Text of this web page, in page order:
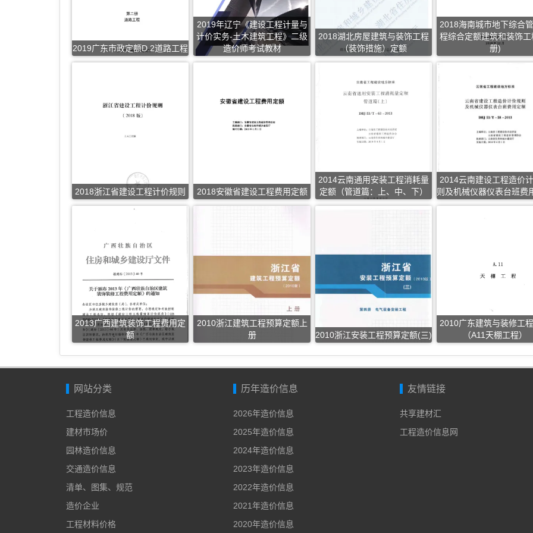
2019广东市政定额D.2道路工程
2019年辽宁《建设工程计量与
计价实务-土木建筑工程》二级
造价师考试教材
2018湖北房屋建筑与装饰工程
（装饰措施）定额
2018海南城市地下综合
程综合定额建筑和装饰工
册)
2018浙江省建设工程计价规则 2018安徽省建设工程费用定额
2014云南通用安装工程消耗量
定额（管道篇：上、中、下）
2014云南建设工程造价
则及机械仪器仪表台班费
2013广西建筑装饰工程费用定
额
2010浙江建筑工程预算定额上
册
2010浙江安装工程预算定额(三)
2010广东建筑与装修工
（A11天棚工程）
网站分类
工程造价信息
建材市场价
园林造价信息
交通造价信息
清单、图集、规范
造价企业
工程材料价格
历年造价信息
2026年造价信息
2025年造价信息
2024年造价信息
2023年造价信息
2022年造价信息
2021年造价信息
2020年造价信息
友情链接
共享建材汇
工程造价信息网